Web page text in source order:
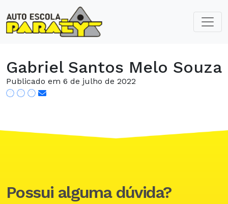
Gabriel Santos Melo Souza
Publicado em 6 de julho de 2022
Possui alguma dúvida?